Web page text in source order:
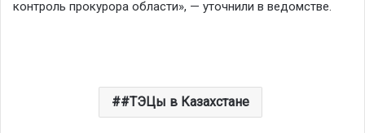
контроль прокурора области», — уточнили в ведомстве.
#ТЭЦы в Казахстане